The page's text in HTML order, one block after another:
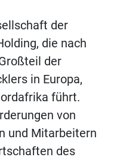
der
die nach
der
in Europa,
führt.
von
und Mitarbeitern
des